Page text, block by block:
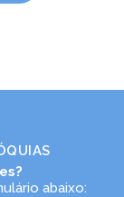
abaixo: